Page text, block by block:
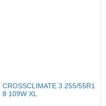
CROSSCLIMATE 3 255/55R1
8 109W XL